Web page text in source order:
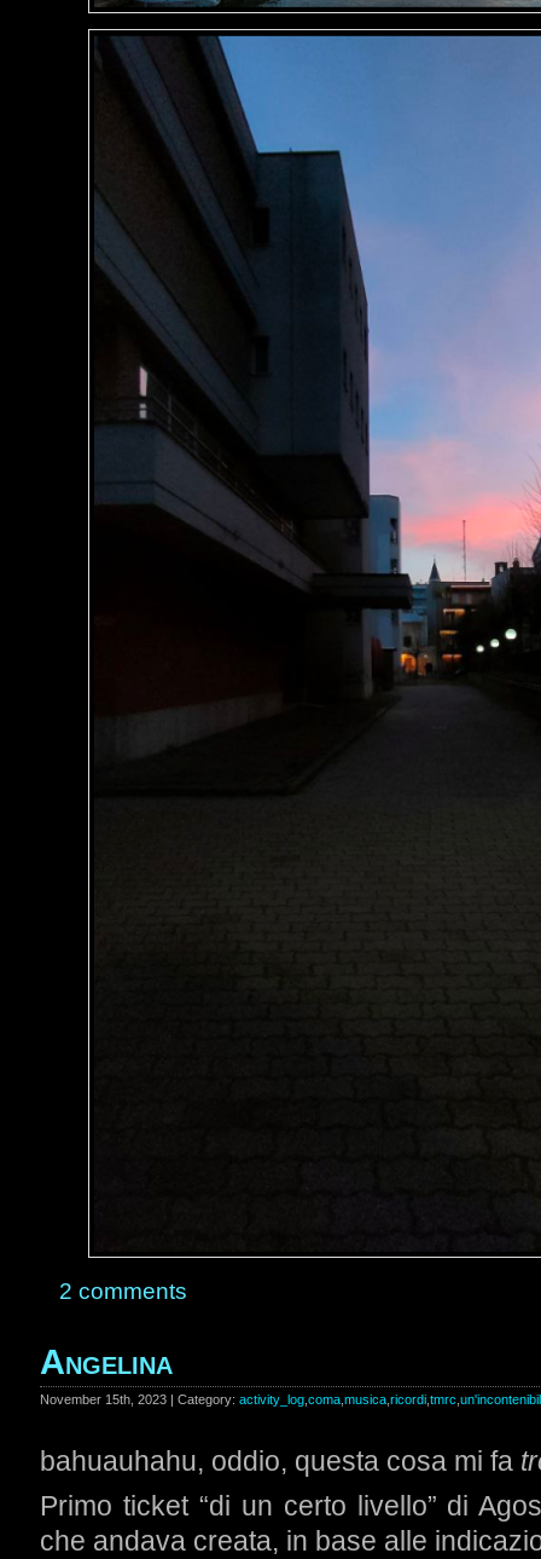
2 comments
Angelina
November 15th, 2023 | Category: activity_log coma musica ricordi tmrc
bahuauhahu, oddio, questa cosa mi fa
Primo ticket “di un certo livello” di
che andava creata, in base alle